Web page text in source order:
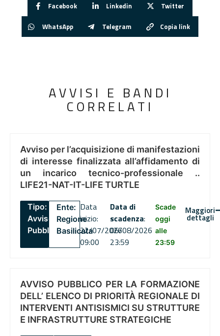
Facebook Linkedin Twitter
WhatsApp Telegram Copia link
AVVISI E BANDI
CORRELATI
Avviso per l’acquisizione di manifestazioni
di interesse finalizzata all’affidamento di
un incarico tecnico-professionale ..
LIFE21-NAT-IT-LIFE TURTLE
Tipo:
Avviso
Pubblico
Ente:
Regione
Basilicata
Data
inizio:
22/07/2026
09:00
Data di
scadenza:
06/08/2026
23:59
Scade
oggi
alle
23:59
Maggiori
dettagli
AVVISO PUBBLICO PER LA FORMAZIONE
DELL’ ELENCO DI PRIORITÀ REGIONALE DI
INTERVENTI ANTISISMICI SU STRUTTURE
E INFRASTRUTTURE STRATEGICHE